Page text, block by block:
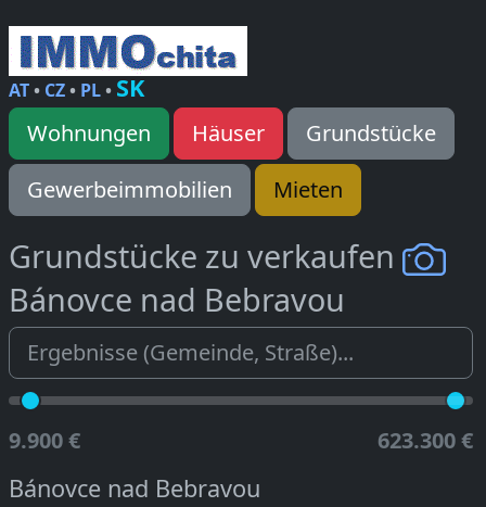
AT• CZ• PL• SK
Wohnungen Häuser
Grundstücke
Gewerbeimmobilien
Mieten
Grundstücke zu verkaufen
Bánovce nad Bebravou
9.900 € 623.300 €
Bánovce nad Bebravou